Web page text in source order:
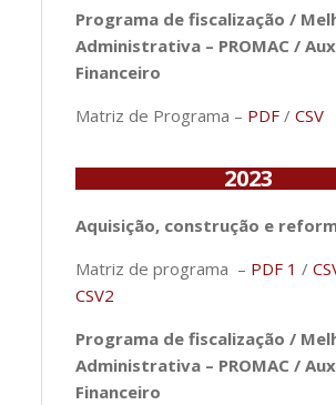
Programa de fiscalização /
Administrativa – PROMAC /
Financeiro
Matriz de Programa – PDF /CSV
2023
Aquisição, construção e
Matriz de programa – PDF 1 /
CSV2
Programa de fiscalização /
Administrativa – PROMAC /
Financeiro